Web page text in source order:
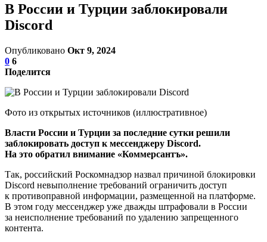
В России и Турции заблокировали
Discord
Опубликовано Окт 9, 2024
0 6
Поделится
Фото из открытых источников (иллюстративное)
Власти России и Турции за последние сутки решили
заблокировать доступ к мессенджеру Discord.
На это обратил внимание «Коммерсантъ».
Так, российский Роскомнадзор назвал причиной блокировки
Discord невыполнение требований ограничить доступ
к противоправной информации, размещенной на платформе.
В этом году мессенджер уже дважды штрафовали в России
за неисполнение требований по удалению запрещенного
контента.